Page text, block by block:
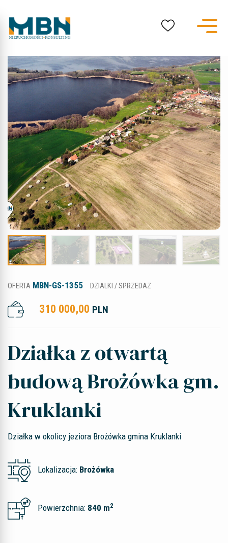
OFERTA MBN-GS-1355 DZIALKI / SPRZEDAZ
310 000,00 PLN
Działka z otwartą
budową Brożówka gm.
Kruklanki
Działka w okolicy jeziora Brożówka gmina Kruklanki
Lokalizacja: Brożówka
Powierzchnia: 840 m2